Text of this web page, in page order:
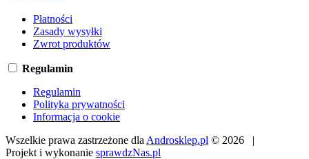
Płatności
Zasady wysyłki
Zwrot produktów
Regulamin
Regulamin
Polityka prywatności
Informacja o cookie
Wszelkie prawa zastrzeżone dla Androsklep.pl © 2026 |
Projekt i wykonanie sprawdzNas.pl